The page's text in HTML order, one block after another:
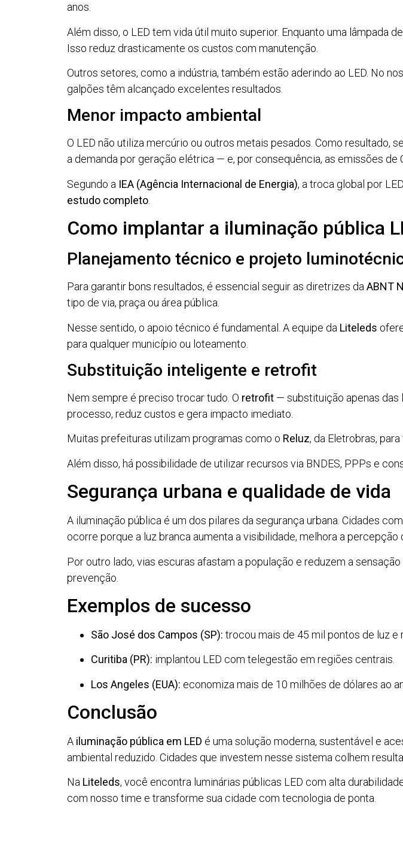
anos.
Além disso, o LED tem vida útil muito superior. Enquanto uma lâmpada
Isso reduz drasticamente os custos com manutenção.
Outros setores, como a indústria, também estão aderindo ao LED. No
galpões têm alcançado excelentes resultados.
Menor impacto ambiental
O LED não utiliza mercúrio ou outros metais pesados. Como resultado,
a demanda por geração elétrica — e, por consequência, as emissões de
Segundo a IEA (Agência Internacional de Energia), a troca global por
estudo completo
Como implantar a iluminação pública
Planejamento técnico e projeto
Para garantir bons resultados, é essencial seguir as diretrizes da ABNT
tipo de via, praça ou área pública.
Nesse sentido, o apoio técnico é fundamental. A equipe da Liteleds
para qualquer município ou loteamento.
Substituição inteligente e retrofit
Nem sempre é preciso trocar tudo. O retrofit — substituição apenas
processo, reduz custos e gera impacto imediato.
Muitas prefeituras utilizam programas como o Reluz, da Eletrobras,
Além disso, há possibilidade de utilizar recursos via BNDES, PPPs e
Segurança urbana e qualidade de vida
A iluminação pública é um dos pilares da segurança urbana. Cidades
ocorre porque a luz branca aumenta a visibilidade, melhora a percepção
Por outro lado, vias escuras afastam a população e reduzem a
prevenção.
Exemplos de sucesso
São José dos Campos (SP): trocou mais de 45 mil pontos de luz e
Curitiba (PR): implantou LED com telegestão em regiões centrais.
Los Angeles (EUA): economiza mais de 10 milhões de dólares ao
Conclusão
A iluminação pública em LED é uma solução moderna, sustentável e
ambiental reduzido. Cidades que investem nesse sistema colhem
Na Liteleds, você encontra luminárias públicas LED com alta
com nosso time e transforme sua cidade com tecnologia de ponta.